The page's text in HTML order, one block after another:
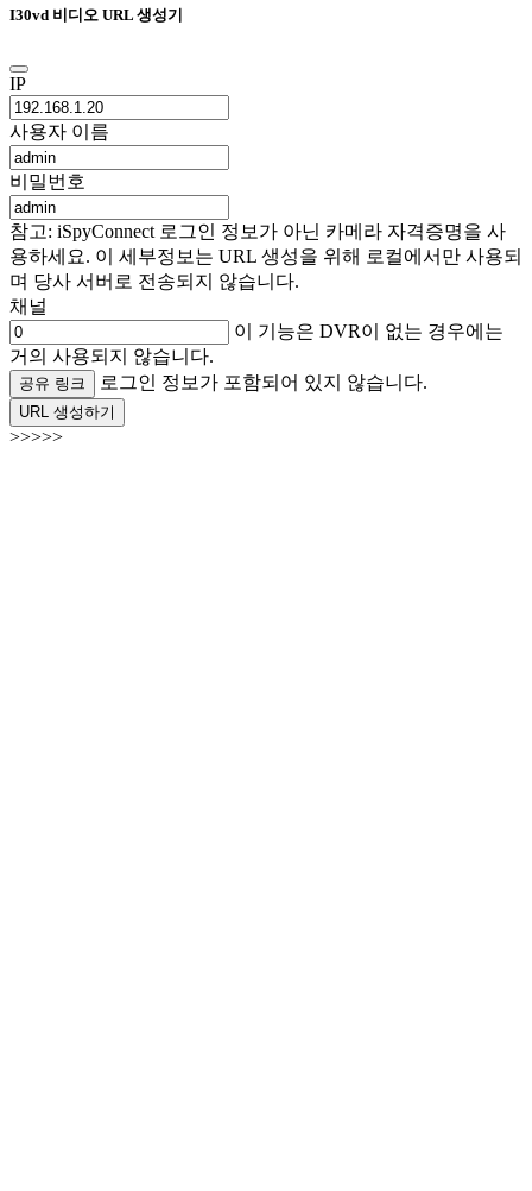
I30vd 비디오 URL 생성기
IP
사용자 이름
비밀번호
참고: iSpyConnect 로그인 정보가 아닌 카메라 자격증명을 사
용하세요. 이 세부정보는 URL 생성을 위해 로컬에서만 사용되
며 당사 서버로 전송되지 않습니다.
채널
이 기능은 DVR이 없는 경우에는
거의 사용되지 않습니다.
공유 링크 로그인 정보가 포함되어 있지 않습니다.
URL 생성하기
>>>>>